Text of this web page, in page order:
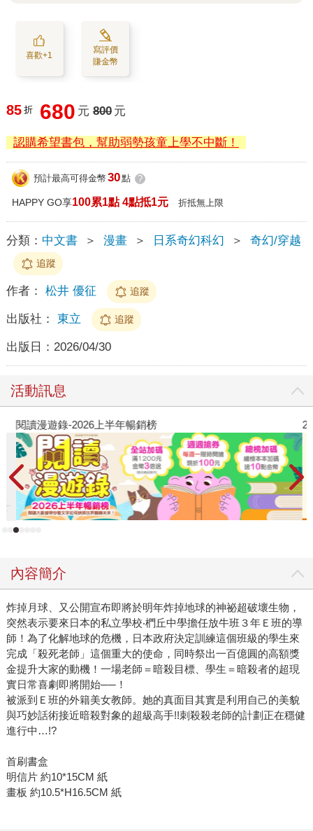
喜歡+1
寫評價
賺金幣
85 折 680 元 800 元
認購希望書包，幫助弱勢孩童上學不中斷！
預計最高可得金幣 30點 ?
HAPPY GO享100累1點 4點抵1元 折抵無上限
分類： 中文書 ＞ 漫畫 ＞ 日系奇幻科幻 ＞ 奇幻/穿越
追蹤
作者： 松井 優征 追蹤
出版社： 東立 追蹤
出版日： 2026/04/30
活動訊息
閱讀漫遊錄-2026上半年暢銷榜
內容簡介
炸掉月球、又公開宣布即將於明年炸掉地球的神祕超破壞生物，
突然表示要來日本的私立學校‧椚丘中學擔任放牛班３年Ｅ班的導
師！為了化解地球的危機，日本政府決定訓練這個班級的學生來
完成「殺死老師」這個重大的使命，同時祭出一百億圓的高額獎
金提升大家的動機！一場老師＝暗殺目標、學生＝暗殺者的超現
實日常喜劇即將開始──！
被派到Ｅ班的外籍美女教師。她的真面目其實是利用自己的美貌
與巧妙話術接近暗殺對象的超級高手!!刺殺殺老師的計劃正在穩健
進行中…!?
首刷書盒
明信片 約10*15CM 紙
畫板 約10.5*H16.5CM 紙